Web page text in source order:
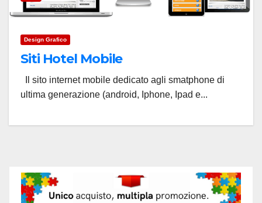
Design Grafico
Siti Hotel Mobile
Il sito internet mobile dedicato agli smatphone di
ultima generazione (android, Iphone, Ipad e...